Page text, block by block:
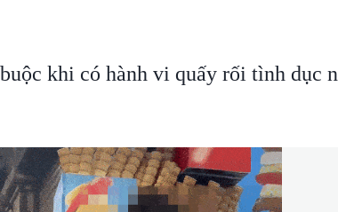
khi có hành vi quấy rối tình dục